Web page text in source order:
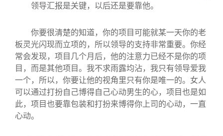
领导汇报是关键，以后还是要靠他。
你要很清楚的知道，你的项目可能就某一天你的老
板灵光闪现而立项的，所以领导的支持非常重要。你经
常会发现，项目几个月后，他的注意力已经不是你的项
目，而是其他项目。我不求雨露均沾，我只有领导爱我
一个，所以，你要让他的视角里只有你是唯一的。女人
可以通过打扮自己博得自己心动男生的心，项目也是如
此，项目也要靠包装和打扮来博得你上司的心动，一直
心动。